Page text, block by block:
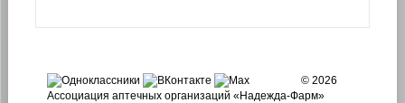
© 2026
Ассоциация аптечных организаций «Надежда-Фарм»